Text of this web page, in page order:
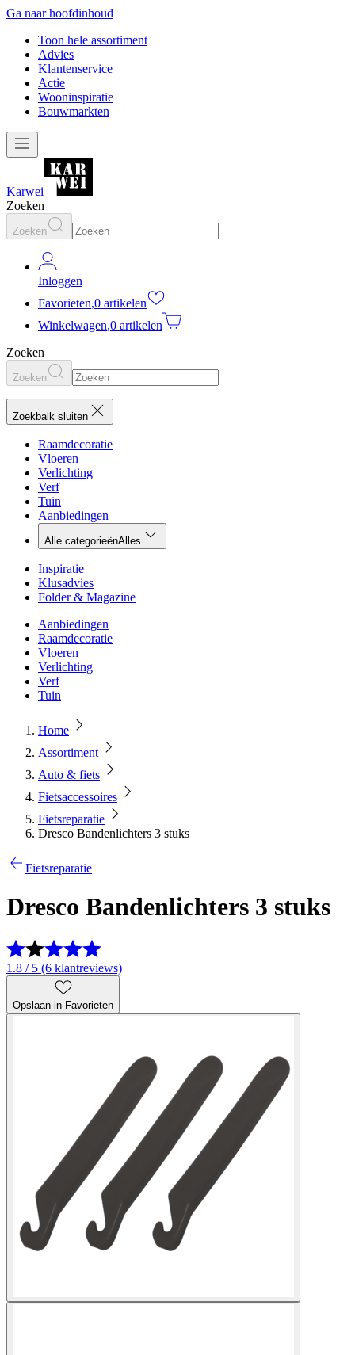
Ga naar hoofdinhoud
Toon hele assortiment
Advies
Klantenservice
Actie
Wooninspiratie
Bouwmarkten
Karwei
Zoeken
Zoeken
Inloggen
Favorieten,0 artikelen
Winkelwagen,0 artikelen
Zoeken
Zoeken
Zoekbalk sluiten
Raamdecoratie
Vloeren
Verlichting
Verf
Tuin
Aanbiedingen
Alle categorieënAlles
Inspiratie
Klusadvies
Folder & Magazine
Aanbiedingen
Raamdecoratie
Vloeren
Verlichting
Verf
Tuin
Home
Assortiment
Auto & fiets
Fietsaccessoires
Fietsreparatie
Dresco Bandenlichters 3 stuks
Fietsreparatie
Dresco Bandenlichters 3 stuks
1.8 / 5 (6 klantreviews)
Opslaan in Favorieten